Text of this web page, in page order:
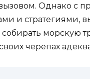
Однако с
и стратегиями,
морскую
черепах